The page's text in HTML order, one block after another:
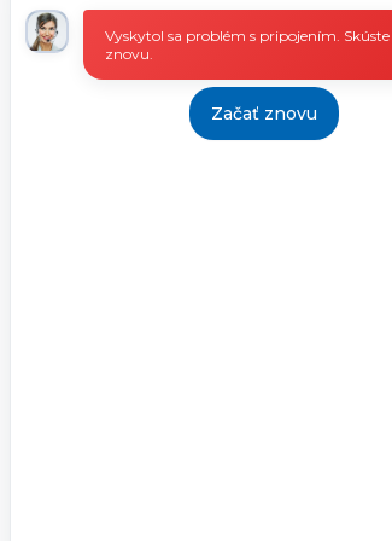
Vyskytol sa problém s pripojením.
znovu.
Začať znovu